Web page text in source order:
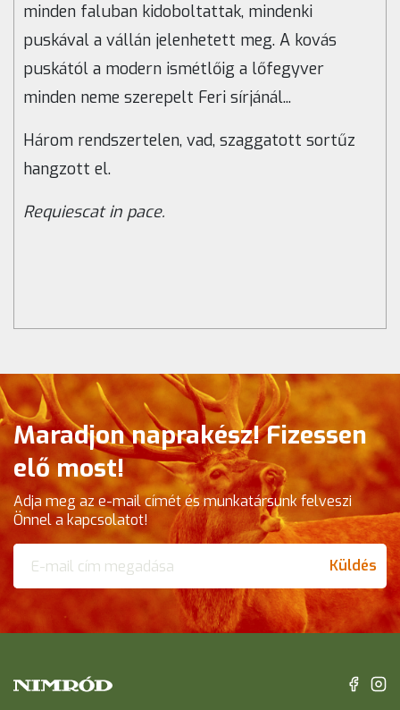
minden faluban kidoboltattak, mindenki
puskával a vállán jelenhetett meg. A kovás
puskától a modern ismétlőig a lőfegyver
minden neme szerepelt Feri sírjánál...
Három rendszertelen, vad, szaggatott sortűz
hangzott el.
Requiescat in pace.
Maradjon naprakész! Fizessen
elő most!
Adja meg az e-mail címét és munkatársunk felveszi
Önnel a kapcsolatot!
Küldés